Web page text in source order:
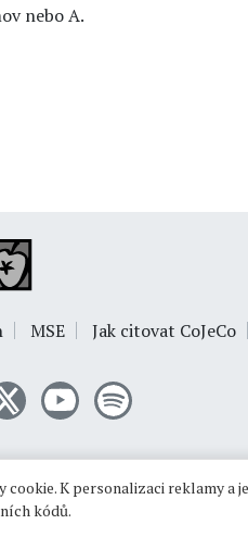
nebo A.
MSE Jak citovat CoJeCo
K personalizaci reklamy a
kódů.